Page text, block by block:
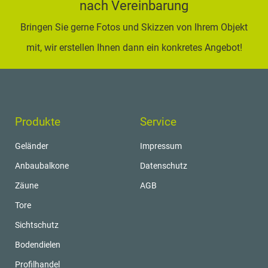
nach Vereinbarung
Bringen Sie gerne Fotos und Skizzen von Ihrem Objekt
mit, wir erstellen Ihnen dann ein konkretes Angebot!
Produkte
Geländer
Anbaubalkone
Zäune
Tore
Sichtschutz
Bodendielen
Profilhandel
Service
Impressum
Datenschutz
AGB